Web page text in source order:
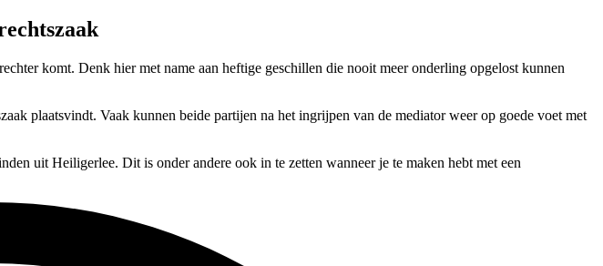
komt. Denk hier met name aan heftige geschillen die nooit meer onderling opgelost kunnen
plaatsvindt. Vaak kunnen beide partijen na het ingrijpen van de mediator weer op goede voet met
uit Heiligerlee. Dit is onder andere ook in te zetten wanneer je te maken hebt met een